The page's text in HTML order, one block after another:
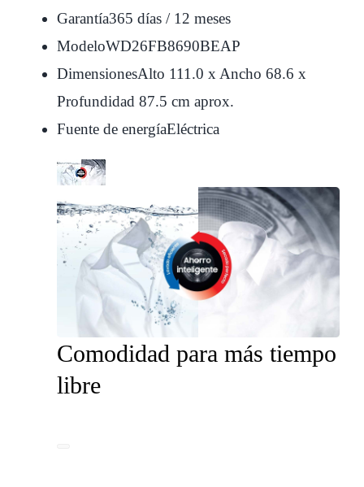
Garantía365 días / 12 meses
ModeloWD26FB8690BEAP
DimensionesAlto 111.0 x Ancho 68.6 x
Profundidad 87.5 cm aprox.
Fuente de energíaEléctrica
Comodidad para más tiempo
libre